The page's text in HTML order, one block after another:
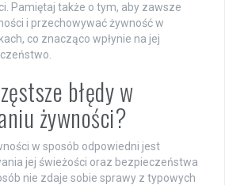
Pamiętaj także o tym, aby zawsze
i przechowywać żywność w
co znacząco wpłynie na jej
błędy w
żywności?
w sposób odpowiedni jest
jej świeżości oraz bezpieczeństwa
nie zdaje sobie sprawy z typowych